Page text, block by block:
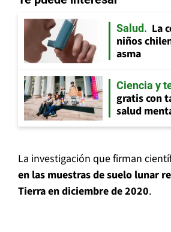
Salud
La
niños
asma
Ciencia y
gratis con
salud
La investigación que firman
en las muestras de suelo lunar
Tierra en diciembre de 2020.